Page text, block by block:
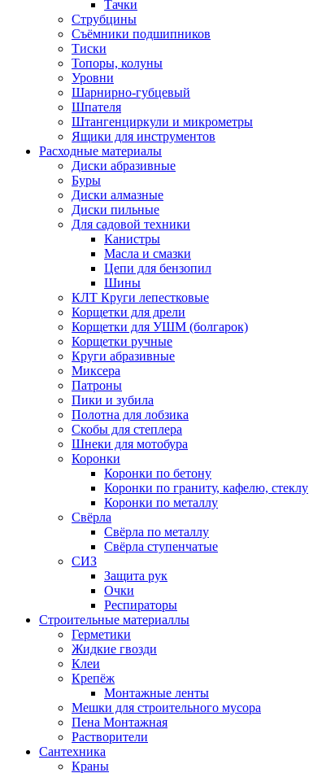
Тачки
Струбцины
Съёмники подшипников
Тиски
Топоры, колуны
Уровни
Шарнирно-губцевый
Шпателя
Штангенциркули и микрометры
Ящики для инструментов
Расходные материалы
Диски абразивные
Буры
Диски алмазные
Диски пильные
Для садовой техники
Канистры
Масла и смазки
Цепи для бензопил
Шины
КЛТ Круги лепестковые
Корщетки для дрели
Корщетки для УШМ (болгарок)
Корщетки ручные
Круги абразивные
Миксера
Патроны
Пики и зубила
Полотна для лобзика
Скобы для степлера
Шнеки для мотобура
Коронки
Коронки по бетону
Коронки по граниту, кафелю, стеклу
Коронки по металлу
Свёрла
Свёрла по металлу
Свёрла ступенчатые
СИЗ
Защита рук
Очки
Респираторы
Строительные материаллы
Герметики
Жидкие гвозди
Клеи
Крепёж
Монтажные ленты
Мешки для строительного мусора
Пена Монтажная
Растворители
Сантехника
Краны